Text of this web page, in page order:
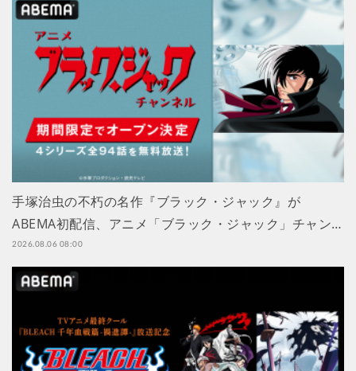
手塚治虫の不朽の名作『ブラック・ジャック』が
ABEMA初配信、アニメ「ブラック・ジャック」チャン…
2026.08.06 08:00